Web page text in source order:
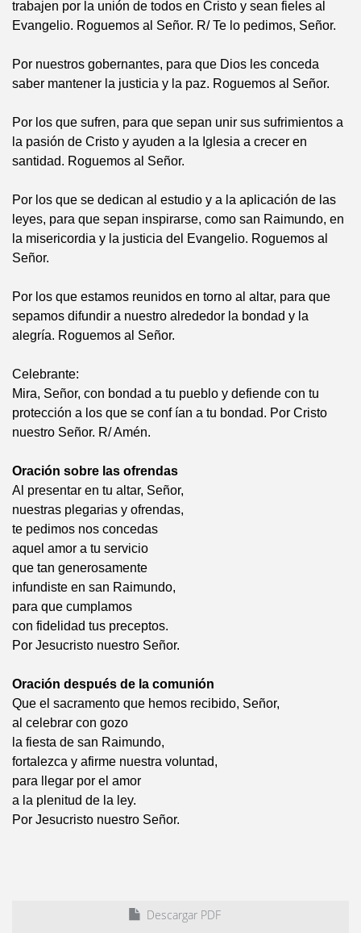
trabajen por la unión de todos en Cristo y sean fieles al
Evangelio. Roguemos al Señor. R/ Te lo pedimos, Señor.
Por nuestros gobernantes, para que Dios les conceda
saber mantener la justicia y la paz. Roguemos al Señor.
Por los que sufren, para que sepan unir sus sufrimientos a
la pasión de Cristo y ayuden a la Iglesia a crecer en
santidad. Roguemos al Señor.
Por los que se dedican al estudio y a la aplicación de las
leyes, para que sepan inspirarse, como san Raimundo, en
la misericordia y la justicia del Evangelio. Roguemos al
Señor.
Por los que estamos reunidos en torno al altar, para que
sepamos difundir a nuestro alrededor la bondad y la
alegría. Roguemos al Señor.
Celebrante:
Mira, Señor, con bondad a tu pueblo y defiende con tu
protección a los que se conf ían a tu bondad. Por Cristo
nuestro Señor. R/ Amén.
Oración sobre las ofrendas
Al presentar en tu altar, Señor,
nuestras plegarias y ofrendas,
te pedimos nos concedas
aquel amor a tu servicio
que tan generosamente
infundiste en san Raimundo,
para que cumplamos
con fidelidad tus preceptos.
Por Jesucristo nuestro Señor.
Oración después de la comunión
Que el sacramento que hemos recibido, Señor,
al celebrar con gozo
la fiesta de san Raimundo,
fortalezca y afirme nuestra voluntad,
para llegar por el amor
a la plenitud de la ley.
Por Jesucristo nuestro Señor.
Descargar PDF